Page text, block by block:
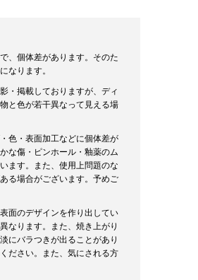
、個体差があります。そのた
なります。
・掲載しておりますが、ディ
と色が若干異なって見える場
色・表面加工などに個体差が
な傷・ピンホール・釉薬のム
ます。また、使用上問題のな
る場合がございます。予めご
面のデザインを作り出してい
なります。また、焼き上がり
にバラつきが出ることがあり
ださい。また、気にされる方